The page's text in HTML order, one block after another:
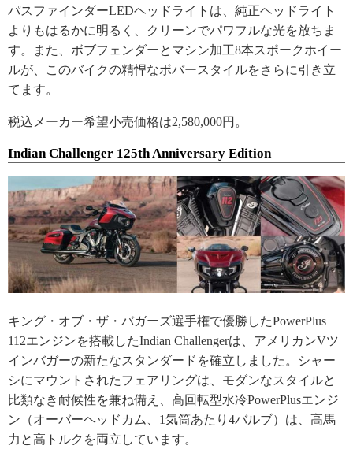
パスファインダーLEDヘッドライトは、純正ヘッドライト
よりもはるかに明るく、クリーンでパワフルな光を放ちま
す。また、ボブフェンダーとマシン加工8本スポークホイー
ルが、このバイクの精悍なボバースタイルをさらに引き立
てます。
税込メーカー希望小売価格は2,580,000円。
Indian Challenger 125th Anniversary Edition
キング・オブ・ザ・バガーズ選手権で優勝したPowerPlus
112エンジンを搭載したIndian Challengerは、アメリカンVツ
インバガーの新たなスタンダードを確立しました。シャー
シにマウントされたフェアリングは、モダンなスタイルと
比類なき耐候性を兼ね備え、高回転型水冷PowerPlusエンジ
ン（オーバーヘッドカム、1気筒あたり4バルブ）は、高馬
力と高トルクを両立しています。